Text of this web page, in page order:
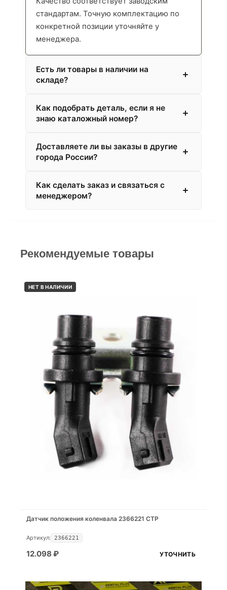
стандартам. Точную комплектацию по
конкретной позиции уточняйте у
менеджера.
Есть ли товары в наличии на
складе?
Как подобрать деталь, если я не
знаю каталожный номер?
Доставляете ли вы заказы в другие
города России?
Как сделать заказ и связаться с
менеджером?
Рекомендуемые товары
НЕТ В НАЛИЧИИ
Датчик положения коленвала 2366221 CTP
Артикул: 2366221
12.098 ₽ УТОЧНИТЬ